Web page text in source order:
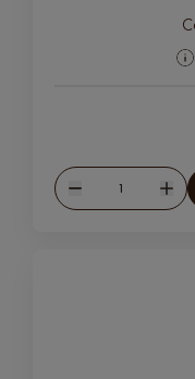
Reduzir
Quantidade